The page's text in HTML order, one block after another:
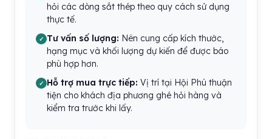
hỏi các dòng sắt thép theo quy cách sử dụng
thực tế.
Tư vấn số lượng: Nên cung cấp kích thước,
hạng mục và khối lượng dự kiến để được báo
phù hợp hơn.
Hỗ trợ mua trực tiếp: Vị trí tại Hội Phú thuận
tiện cho khách địa phương ghé hỏi hàng và
kiểm tra trước khi lấy.